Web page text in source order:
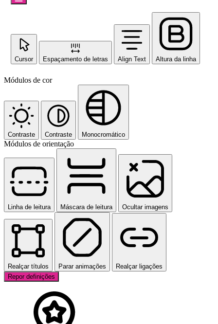
Cursor Espaçamento de letras Align Text Altura da linha
Módulos de cor
Contraste Contraste Monocromático
Módulos de orientação
Linha de leitura Máscara de leitura Ocultar imagens
Realçar títulos Parar animações
Realçar ligações
Repor definições